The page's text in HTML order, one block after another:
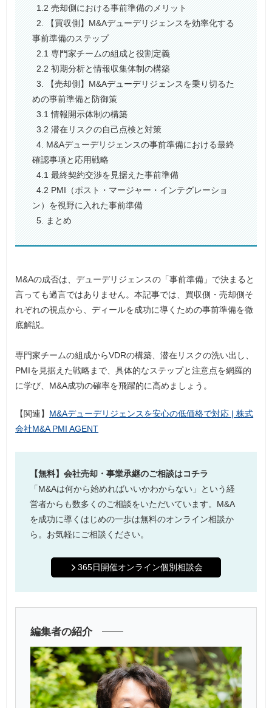
1.2 売却側における事前準備のメリット
2. 【買収側】M&Aデューデリジェンスを効率化する
事前準備のステップ
2.1 専門家チームの組成と役割定義
2.2 初期分析と情報収集体制の構築
3. 【売却側】M&Aデューデリジェンスを乗り切るた
めの事前準備と防御策
3.1 情報開示体制の構築
3.2 潜在リスクの自己点検と対策
4. M&Aデューデリジェンスの事前準備における最終
確認事項と応用戦略
4.1 最終契約交渉を見据えた事前準備
4.2 PMI（ポスト・マージャー・インテグレーショ
ン）を視野に入れた事前準備
5. まとめ
M&Aの成否は、デューデリジェンスの「事前準備」で決まると
言っても過言ではありません。本記事では、買収側・売却側そ
れぞれの視点から、ディールを成功に導くための事前準備を徹
底解説。
専門家チームの組成からVDRの構築、潜在リスクの洗い出し、
PMIを見据えた戦略まで、具体的なステップと注意点を網羅的
に学び、M&A成功の確率を飛躍的に高めましょう。
【関連】 M&Aデューデリジェンスを安心の低価格で対応 | 株式
会社M&A PMI AGENT
【無料】会社売却・事業承継のご相談はコチラ
「M&Aは何から始めればいいかわからない」という経
営者からも数多くのご相談をいただいています。M&A
を成功に導くはじめの一歩は無料のオンライン相談か
ら。お気軽にご相談ください。
365日開催オンライン個別相談会
編集者の紹介